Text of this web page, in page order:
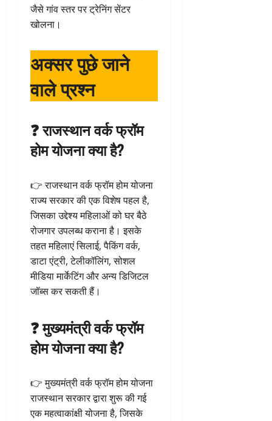
जैसे गांव स्तर पर ट्रेनिंग सेंटर
खोलना।
अक्सर पुछे जाने
वाले प्रश्न
❓ राजस्थान वर्क फ्रॉम
होम योजना क्या है?
👉 राजस्थान वर्क फ्रॉम होम योजना
राज्य सरकार की एक विशेष पहल है,
जिसका उद्देश्य महिलाओं को घर बैठे
रोजगार उपलब्ध कराना है। इसके
तहत महिलाएं सिलाई, पैकिंग वर्क,
डाटा एंट्री, टेलीकॉलिंग, सोशल
मीडिया मार्केटिंग और अन्य डिजिटल
जॉब्स कर सकती हैं।
❓ मुख्यमंत्री वर्क फ्रॉम
होम योजना क्या है?
👉 मुख्यमंत्री वर्क फ्रॉम होम योजना
राजस्थान सरकार द्वारा शुरू की गई
एक महत्वाकांक्षी योजना है, जिसके